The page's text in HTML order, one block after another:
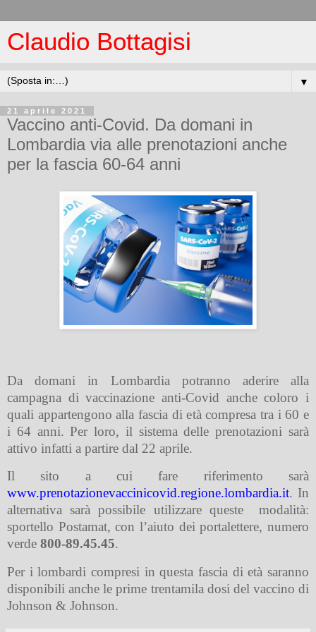
Claudio Bottagisi
▼
21 aprile 2021
Vaccino anti-Covid. Da domani in
Lombardia via alle prenotazioni anche
per la fascia 60-64 anni
Da domani in Lombardia potranno aderire alla
campagna di vaccinazione anti-Covid anche coloro i
quali appartengono alla fascia di età compresa tra i 60 e
i 64 anni. Per loro, il sistema delle prenotazioni sarà
attivo infatti a partire dal 22 aprile.
Il sito a cui fare riferimento sarà
www.prenotazionevaccinicovid.regione.lombardia.it. In
alternativa sarà possibile utilizzare queste
modalità:
sportello Postamat, con l’aiuto dei portalettere, numero
verde 800-89.45.45.
Per i lombardi compresi in questa fascia di età saranno
disponibili anche le prime trentamila dosi del vaccino di
Johnson & Johnson.